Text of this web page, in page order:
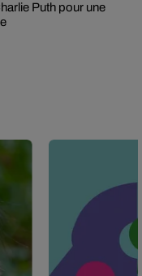
Puth pour une